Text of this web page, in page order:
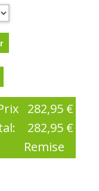
282,95 €
282,95 €
Remise